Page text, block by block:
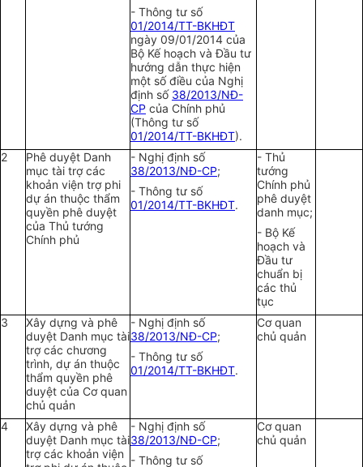
- Thông tư số
01/2014/TT-BKHĐT
ngày 09/01/2014 của
Bộ Kế hoạch và Đầu tư
hướng dẫn thực hiện
một số điều của Nghị
định số 38/2013/NĐ-
CP của Chính phủ
(Thông tư số
01/2014/TT-BKHĐT).
2
Phê duyệt Danh
mục tài trợ các
khoản viện trợ phi
dự án thuộc thẩm
quyền phê duyệt
của Thủ tướng
Chính phủ
- Nghị định số
38/2013/NĐ-CP;
- Thông tư số
01/2014/TT-BKHĐT.
- Thủ
tướng
Chính phủ
phê duyệt
danh mục;
- Bộ Kế
hoạch và
Đầu tư
chuẩn bị
các thủ
tục
3
Xây dựng và phê
duyệt Danh mục tài
trợ các chương
trình, dự án thuộc
thẩm quyền phê
duyệt của Cơ quan
chủ quản
- Nghị định số
38/2013/NĐ-CP;
- Thông tư số
01/2014/TT-BKHĐT.
Cơ quan
chủ quản
4
Xây dựng và phê
duyệt Danh mục tài
trợ các khoản viện
- Nghị định số
38/2013/NĐ-CP;
- Thông tư số
Cơ quan
chủ quản